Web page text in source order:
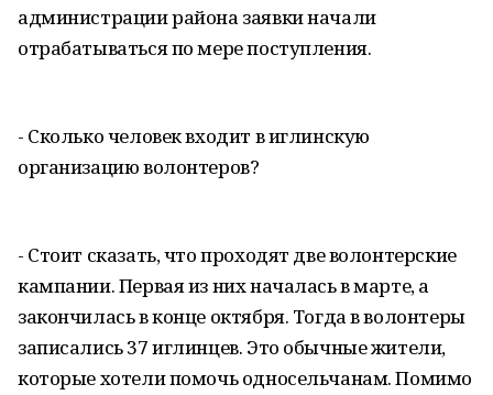
администрации района заявки начали
отрабатываться по мере поступления.
- Сколько человек входит в иглинскую
организацию волонтеров?
- Стоит сказать, что проходят две волонтерские
кампании. Первая из них началась в марте, а
закончилась в конце октября. Тогда в волонтеры
записались 37 иглинцев. Это обычные жители,
которые хотели помочь односельчанам. Помимо